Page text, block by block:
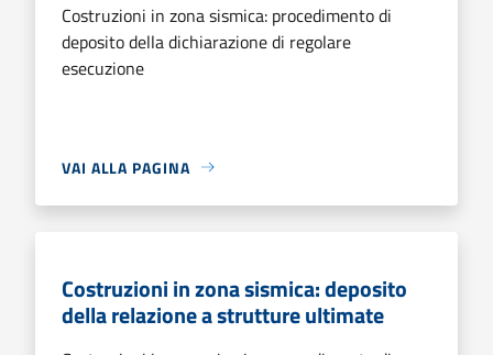
Costruzioni in zona sismica: procedimento di
deposito della dichiarazione di regolare
esecuzione
VAI ALLA PAGINA
Costruzioni in zona sismica: deposito
della relazione a strutture ultimate